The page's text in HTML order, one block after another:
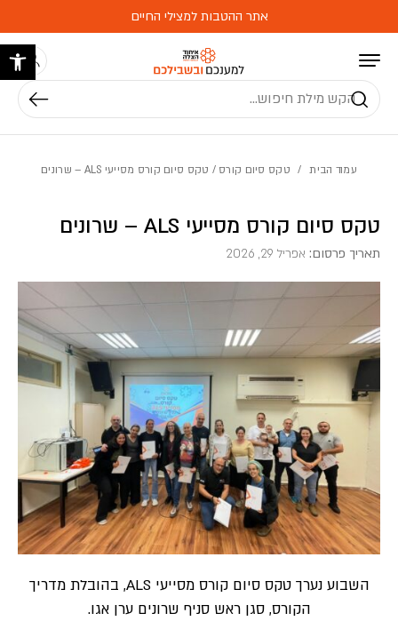
אתר ההטבות למצילי החיים
חיפוש
עמוד הבית / טקס סיום קורס / טקס סיום קורס מסייעי ALS – שרונים
טקס סיום קורס מסייעי ALS – שרונים
תאריך פרסום:אפריל 29, 2026
השבוע נערך טקס סיום קורס מסייעי ALS, בהובלת מדריך
הקורס, סגן ראש סניף שרונים ערן אגו.